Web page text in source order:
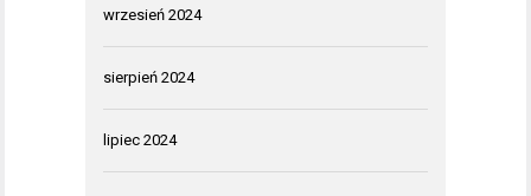
wrzesień 2024
sierpień 2024
lipiec 2024